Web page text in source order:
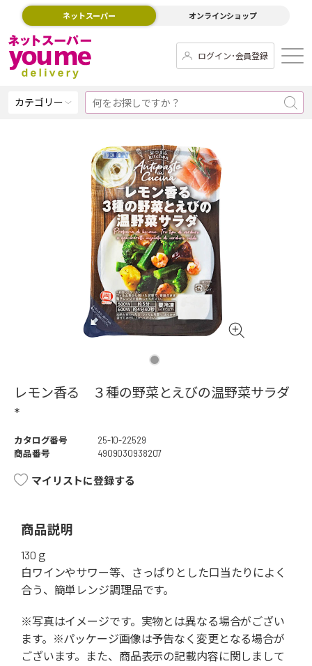
ネットスーパー オンラインショップ
ログイン･会員登録
カテゴリー
レモン香る ３種の野菜とえびの温野菜サラダ
*
カタログ番号
25-10-22529
商品番号
4909030938207
マイリストに登録する
商品説明
130ｇ
白ワインやサワー等、さっぱりとした口当たりによく
合う、簡単レンジ調理品です。
※写真はイメージです。実物とは異なる場合がござい
ます。※パッケージ画像は予告なく変更となる場合が
ございます。また、商品表示の記載内容に関しまして